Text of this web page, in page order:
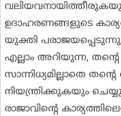
ഉദാഹരണങ്ങളുടെ
യുക്തി
എല്ലാം അറിയുന്ന, തന്റെ
സാന്നിധ്യമില്ലാതെ
നിയന്ത്രിക്കുകയും
രാജാവിന്റെ